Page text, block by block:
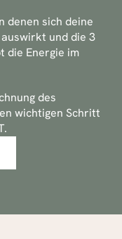
denen sich deine
und die 3
die Energie im
des
wichtigen Schritt